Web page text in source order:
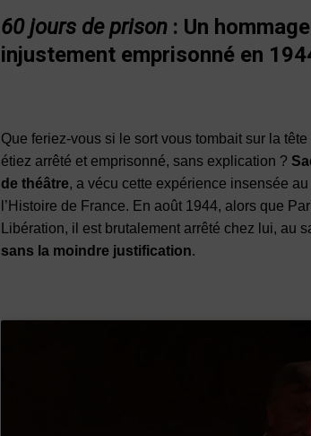
60 jours de prison : Un
injustement emprisonné en
Que feriez-vous si le sort vous tombait sur la
étiez arrêté et emprisonné, sans explication ?
de théâtre, a vécu cette expérience insensée
l’Histoire de France. En août 1944, alors que
Libération, il est brutalement arrêté chez lui, au
sans la moindre justification.